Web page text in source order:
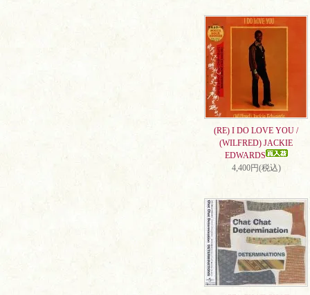
(RE) I DO LOVE YOU /
(WILFRED) JACKIE
EDWARDS
4,400円(税込)